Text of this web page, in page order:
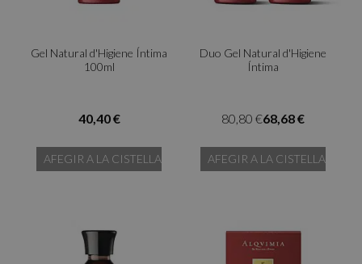
Gel Natural d'Higiene Íntima
100ml
40,40 €
AFEGIR A LA CISTELLA
Duo Gel Natural d'Higiene
Íntima
68,68 €
80,80 €
AFEGIR A LA CISTELLA